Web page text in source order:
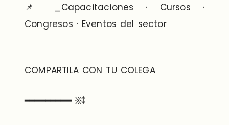
📌 _Capacitaciones · Cursos ·
Congresos · Eventos del sector_
COMPARTILA CON TU COLEGA
━━━━━━━━━ ፠⁑